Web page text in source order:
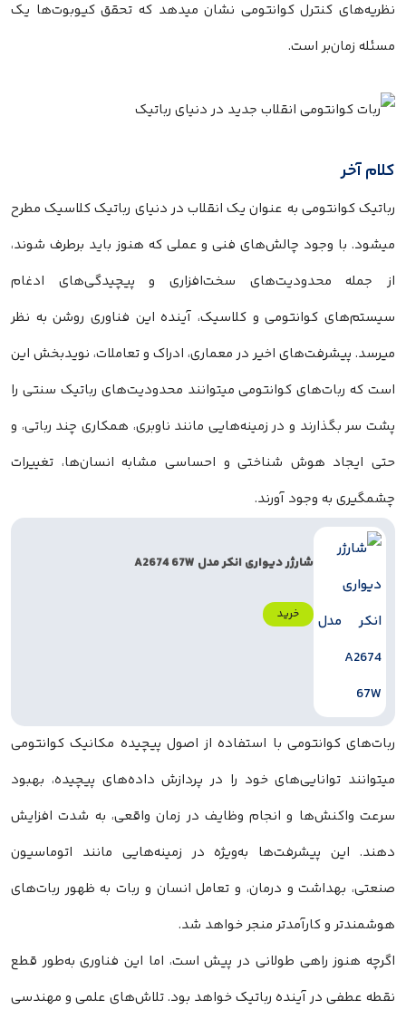
نظریه‌های کنترل کوانتومی نشان میدهد که تحقق کیوبوت‌ها یک
مسئله زمان‌بر است.
کلام آخر
رباتیک کوانتومی به عنوان یک انقلاب در دنیای رباتیک کلاسیک مطرح
میشود. با وجود چالش‌های فنی و عملی که هنوز باید برطرف شوند،
از جمله محدودیت‌های سخت‌افزاری و پیچیدگی‌های ادغام
سیستم‌های کوانتومی و کلاسیک، آینده این فناوری روشن به نظر
میرسد. پیشرفت‌های اخیر در معماری، ادراک و تعاملات، نویدبخش این
است که ربات‌های کوانتومی میتوانند محدودیت‌های رباتیک سنتی را
پشت سر بگذارند و در زمینه‌هایی مانند ناوبری، همکاری چند رباتی، و
حتی ایجاد هوش شناختی و احساسی مشابه انسان‌ها، تغییرات
چشمگیری به وجود آورند.
شارژر دیواری انکر مدل A2674 67W
خرید
ربات‌های کوانتومی با استفاده از اصول پیچیده مکانیک کوانتومی
میتوانند توانایی‌های خود را در پردازش داده‌های پیچیده، بهبود
سرعت واکنش‌ها و انجام وظایف در زمان واقعی، به شدت افزایش
دهند. این پیشرفت‌ها به‌ویژه در زمینه‌هایی مانند اتوماسیون
صنعتی، بهداشت و درمان، و تعامل انسان و ربات به ظهور ربات‌های
هوشمندتر و کارآمدتر منجر خواهد شد.
اگرچه هنوز راهی طولانی در پیش است، اما این فناوری به‌طور قطع
نقطه عطفی در آینده رباتیک خواهد بود. تلاش‌های علمی و مهندسی